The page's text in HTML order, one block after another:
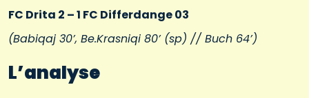
FC Drita 2 – 1 FC Differdange 03
(Babiqaj 30’, Be.Krasniqi 80’ (sp) // Buch 64’)
L’analyse